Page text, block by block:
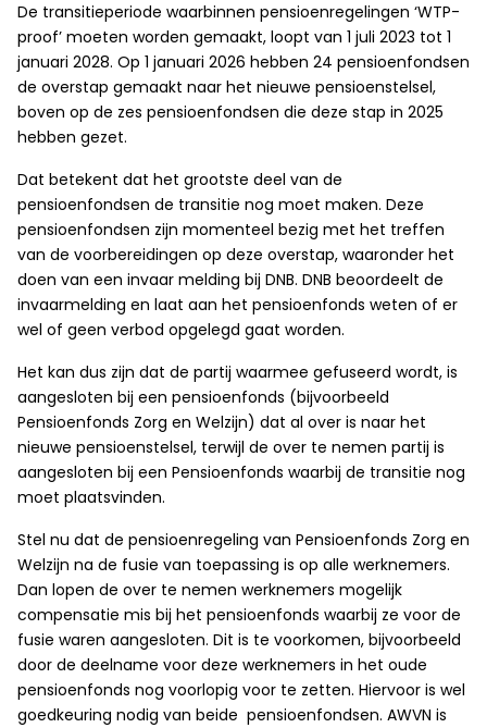
De transitieperiode waarbinnen pensioenregelingen ‘WTP-
proof’ moeten worden gemaakt, loopt van 1 juli 2023 tot 1
januari 2028. Op 1 januari 2026 hebben 24 pensioenfondsen
de overstap gemaakt naar het nieuwe pensioenstelsel,
boven op de zes pensioenfondsen die deze stap in 2025
hebben gezet.
Dat betekent dat het grootste deel van de
pensioenfondsen de transitie nog moet maken. Deze
pensioenfondsen zijn momenteel bezig met het treffen
van de voorbereidingen op deze overstap, waaronder het
doen van een invaar melding bij DNB. DNB beoordeelt de
invaarmelding en laat aan het pensioenfonds weten of er
wel of geen verbod opgelegd gaat worden.
Het kan dus zijn dat de partij waarmee gefuseerd wordt, is
aangesloten bij een pensioenfonds (bijvoorbeeld
Pensioenfonds Zorg en Welzijn) dat al over is naar het
nieuwe pensioenstelsel, terwijl de over te nemen partij is
aangesloten bij een Pensioenfonds waarbij de transitie nog
moet plaatsvinden.
Stel nu dat de pensioenregeling van Pensioenfonds Zorg en
Welzijn na de fusie van toepassing is op alle werknemers.
Dan lopen de over te nemen werknemers mogelijk
compensatie mis bij het pensioenfonds waarbij ze voor de
fusie waren aangesloten. Dit is te voorkomen, bijvoorbeeld
door de deelname voor deze werknemers in het oude
pensioenfonds nog voorlopig voor te zetten. Hiervoor is wel
goedkeuring nodig van beide pensioenfondsen. AWVN is